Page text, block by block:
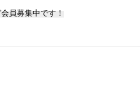
員募集中です！